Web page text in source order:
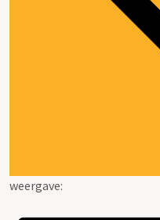
weergave: